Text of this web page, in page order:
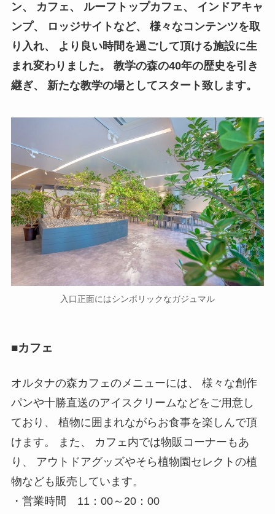
ン、 カフェ、 ルーフトップカフェ、 インドアキャ
ンプ、 ロッジサイトなど、 様々なコンテンツを取
り入れ、 より良い時間を過ごして頂ける施設に生
まれ変わりました。 教学の森の40年の歴史を引き
継ぎ、 新たな教学の場としてスタート致します。
入口正面にはシンボリックなガジュマル
■カフェ
オルタナの森カフェのメニューには、 様々な創作
パンや十勝直送のアイスクリームなどをご用意し
ており、 植物に囲まれながらお食事を楽しんで頂
けます。 また、 カフェ内では物販コーナーもあ
り、 アウトドアグッズやそら植物園セレクトの植
物なども販売しています。
・営業時間 11：00～20：00